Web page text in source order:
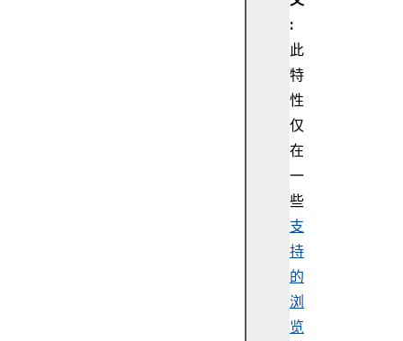
:
此
特
性
仅
在
一
些
支
持
的
浏
览